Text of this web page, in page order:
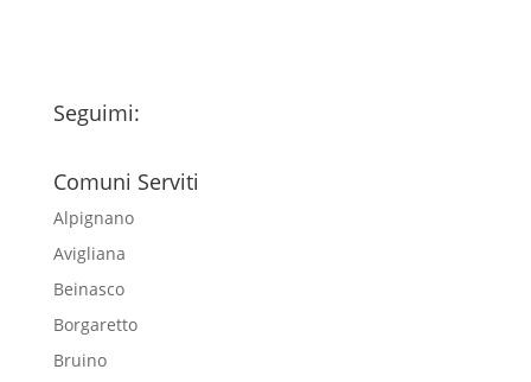
Seguimi:
Comuni Serviti
Alpignano
Avigliana
Beinasco
Borgaretto
Bruino